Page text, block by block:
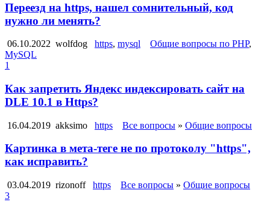
Переезд на https, нашел сомнительный, код
нужно ли менять?
06.10.2022 wolfdog https, mysql Общие вопросы по PHP,
MySQL
1
Как запретить Яндекс индексировать сайт на
DLE 10.1 в Https?
16.04.2019 akksimo https Все вопросы » Общие вопросы
Картинка в мета-теге не по протоколу "https",
как исправить?
03.04.2019 rizonoff https Все вопросы » Общие вопросы
3